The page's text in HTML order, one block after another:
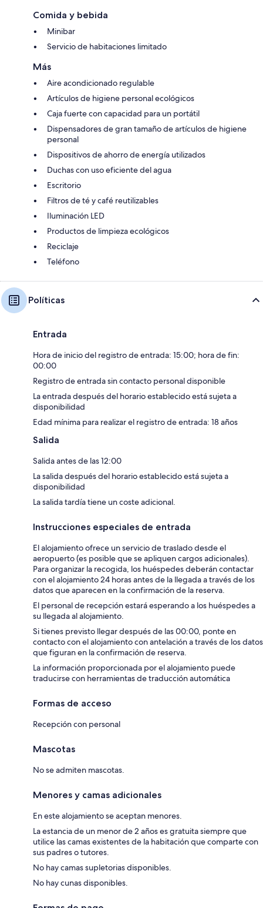
Comida y bebida
Minibar
Servicio de habitaciones limitado
Más
Aire acondicionado regulable
Artículos de higiene personal ecológicos
Caja fuerte con capacidad para un portátil
Dispensadores de gran tamaño de artículos de higiene
personal
Dispositivos de ahorro de energía utilizados
Duchas con uso eficiente del agua
Escritorio
Filtros de té y café reutilizables
Iluminación LED
Productos de limpieza ecológicos
Reciclaje
Teléfono
Políticas
Entrada
Hora de inicio del registro de entrada: 15:00; hora de fin:
00:00
Registro de entrada sin contacto personal disponible
La entrada después del horario establecido está sujeta a
disponibilidad
Edad mínima para realizar el registro de entrada: 18 años
Salida
Salida antes de las 12:00
La salida después del horario establecido está sujeta a
disponibilidad
La salida tardía tiene un coste adicional.
Instrucciones especiales de entrada
El alojamiento ofrece un servicio de traslado desde el
aeropuerto (es posible que se apliquen cargos adicionales).
Para organizar la recogida, los huéspedes deberán contactar
con el alojamiento 24 horas antes de la llegada a través de los
datos que aparecen en la confirmación de la reserva.
El personal de recepción estará esperando a los huéspedes a
su llegada al alojamiento.
Si tienes previsto llegar después de las 00:00, ponte en
contacto con el alojamiento con antelación a través de los datos
que figuran en la confirmación de reserva.
La información proporcionada por el alojamiento puede
traducirse con herramientas de traducción automática
Formas de acceso
Recepción con personal
Mascotas
No se admiten mascotas.
Menores y camas adicionales
En este alojamiento se aceptan menores.
La estancia de un menor de 2 años es gratuita siempre que
utilice las camas existentes de la habitación que comparte con
sus padres o tutores.
No hay camas supletorias disponibles.
No hay cunas disponibles.